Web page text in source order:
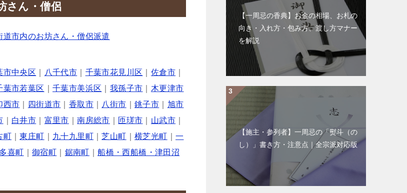
さん・僧侶
道市内のお坊さん・僧侶派遣
市中央区 八千代市 千葉市花見川区 佐倉市
葉市若葉区 ｜千葉市美浜区 我孫子市
木更津市
西市 四街道市 香取市 八街市 ｜銚子市
旭市
白井市 富里市 ｜南房総市 匝瑳市 山武市
町 ｜東庄町 九十九里町 ｜芝山町 ｜横芝光町 ｜一
喜町 ｜御宿町 鋸南町 ｜船橋・西船橋・津田沼
【一周忌の香典】お金の相場、お札の
向き・入れ方・包み方、渡し方マナー
を解説
【施主・参列者】一周忌の「熨斗（の
し）」書き方・注意点｜全宗派対応版